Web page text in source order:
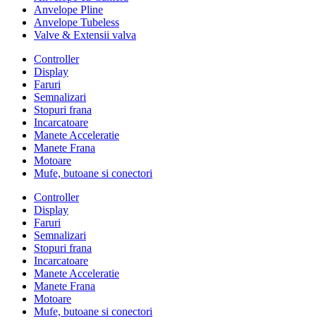
Anvelope Pline
Anvelope Tubeless
Valve & Extensii valva
Controller
Display
Faruri
Semnalizari
Stopuri frana
Incarcatoare
Manete Acceleratie
Manete Frana
Motoare
Mufe, butoane si conectori
Controller
Display
Faruri
Semnalizari
Stopuri frana
Incarcatoare
Manete Acceleratie
Manete Frana
Motoare
Mufe, butoane si conectori